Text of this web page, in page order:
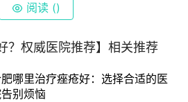
阅读 ()
？权威医院推荐】相关推荐
哪里治疗痤疮好：选择合适的医
告别烦恼